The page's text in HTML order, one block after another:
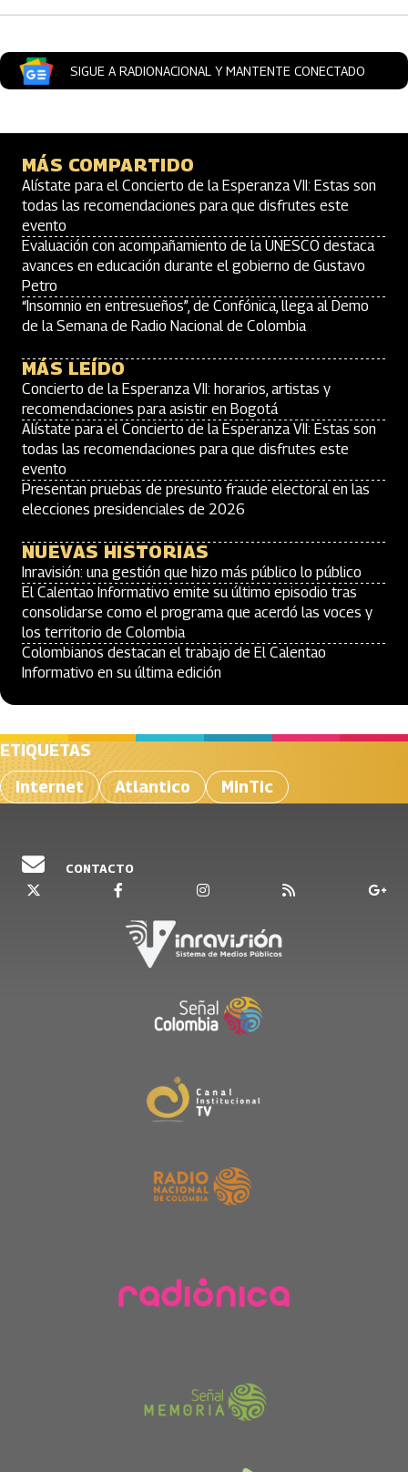
SIGUE A RADIONACIONAL Y MANTENTE CONECTADO
MÁS COMPARTIDO
Alístate para el Concierto de la Esperanza VII: Estas son
todas las recomendaciones para que disfrutes este
evento
Evaluación con acompañamiento de la UNESCO destaca
avances en educación durante el gobierno de Gustavo
Petro
“Insomnio en entresueños”, de Confónica, llega al Demo
de la Semana de Radio Nacional de Colombia
MÁS LEÍDO
Concierto de la Esperanza VII: horarios, artistas y
recomendaciones para asistir en Bogotá
Alístate para el Concierto de la Esperanza VII: Estas son
todas las recomendaciones para que disfrutes este
evento
Presentan pruebas de presunto fraude electoral en las
elecciones presidenciales de 2026
NUEVAS HISTORIAS
Inravisión: una gestión que hizo más público lo público
El Calentao Informativo emite su último episodio tras
consolidarse como el programa que acerdó las voces y
los territorio de Colombia
Colombianos destacan el trabajo de El Calentao
Informativo en su última edición
ETIQUETAS
Internet
Atlantico MinTic
CONTACTO